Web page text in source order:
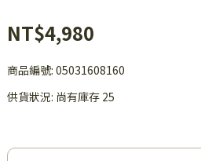
NT$4,980
商品編號: 05031608160
供貨狀況: 尚有庫存 25